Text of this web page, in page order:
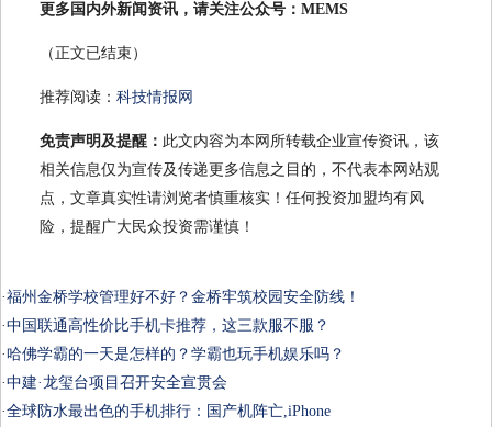
更多国内外新闻资讯，请关注公众号：MEMS
（正文已结束）
推荐阅读： 科技情报网
免责声明及提醒： 此文内容为本网所转载企业宣传资讯，该
相关信息仅为宣传及传递更多信息之目的，不代表本网站观
点，文章真实性请浏览者慎重核实！任何投资加盟均有风
险，提醒广大民众投资需谨慎！
·福州金桥学校管理好不好？金桥牢筑校园安全防线！
·中国联通高性价比手机卡推荐，这三款服不服？
·哈佛学霸的一天是怎样的？学霸也玩手机娱乐吗？
·中建·龙玺台项目召开安全宣贯会
·全球防水最出色的手机排行：国产机阵亡,iPhone